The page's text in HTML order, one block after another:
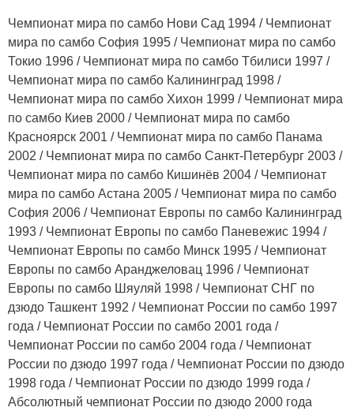
Чемпионат мира по самбо Нови Сад 1994 / Чемпионат
мира по самбо София 1995 / Чемпионат мира по самбо
Токио 1996 / Чемпионат мира по самбо Тбилиси 1997 /
Чемпионат мира по самбо Калининград 1998 /
Чемпионат мира по самбо Хихон 1999 / Чемпионат мира
по самбо Киев 2000 / Чемпионат мира по самбо
Красноярск 2001 / Чемпионат мира по самбо Панама
2002 / Чемпионат мира по самбо Санкт-Петербург 2003 /
Чемпионат мира по самбо Кишинёв 2004 / Чемпионат
мира по самбо Астана 2005 / Чемпионат мира по самбо
София 2006 / Чемпионат Европы по самбо Калининград
1993 / Чемпионат Европы по самбо Паневежис 1994 /
Чемпионат Европы по самбо Минск 1995 / Чемпионат
Европы по самбо Аранджеловац 1996 / Чемпионат
Европы по самбо Шяуляй 1998 / Чемпионат СНГ по
дзюдо Ташкент 1992 / Чемпионат России по самбо 1997
года / Чемпионат России по самбо 2001 года /
Чемпионат России по самбо 2004 года / Чемпионат
России по дзюдо 1997 года / Чемпионат России по дзюдо
1998 года / Чемпионат России по дзюдо 1999 года /
Абсолютный чемпионат России по дзюдо 2000 года